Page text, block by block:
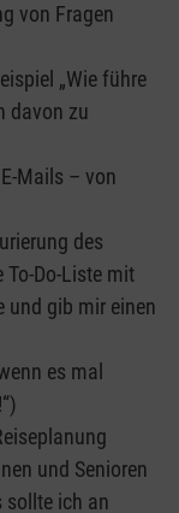
von Fragen
„Wie führe
davon zu
Mails – von
des
Do-Liste mit
und gib mir einen
es mal
und Senioren
sollte ich an